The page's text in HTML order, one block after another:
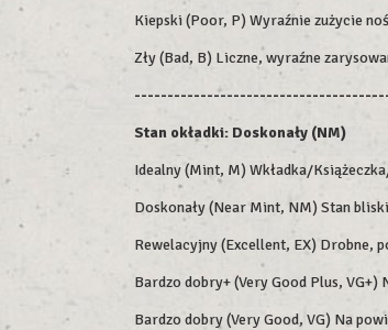
Kiepski (Poor, P) Wyraźnie zużycie
Zły (Bad, B) Liczne, wyraźne
Stan okładki: Doskonały (NM)
Idealny (Mint, M) Wkładka/
Doskonały (Near Mint, NM) Stan
Rewelacyjny (Excellent, EX) Drobne,
Bardzo dobry+ (Very Good Plus,
Bardzo dobry (Very Good, VG) Na